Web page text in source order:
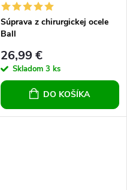
Súprava z chirurgickej ocele
Ball
26,99 €
Skladom 3 ks
DO KOŠÍKA